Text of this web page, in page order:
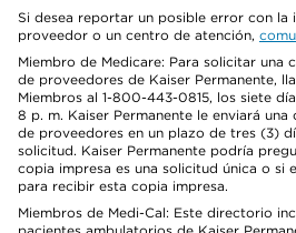
Si desea reportar un posible error con la
proveedor o un centro de atención,
Miembro de Medicare: Para solicitar una
de proveedores de Kaiser Permanente,
Miembros al 1-800-443-0815, los siete
8 p. m. Kaiser Permanente le enviará
de proveedores en un plazo de tres (3)
solicitud. Kaiser Permanente podría
copia impresa es una solicitud única o si
para recibir esta copia impresa.
Miembros de Medi-Cal: Este directorio